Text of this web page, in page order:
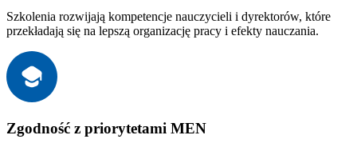
Szkolenia rozwijają kompetencje nauczycieli i dyrektorów, które
przekładają się na lepszą organizację pracy i efekty nauczania.
Zgodność z priorytetami MEN